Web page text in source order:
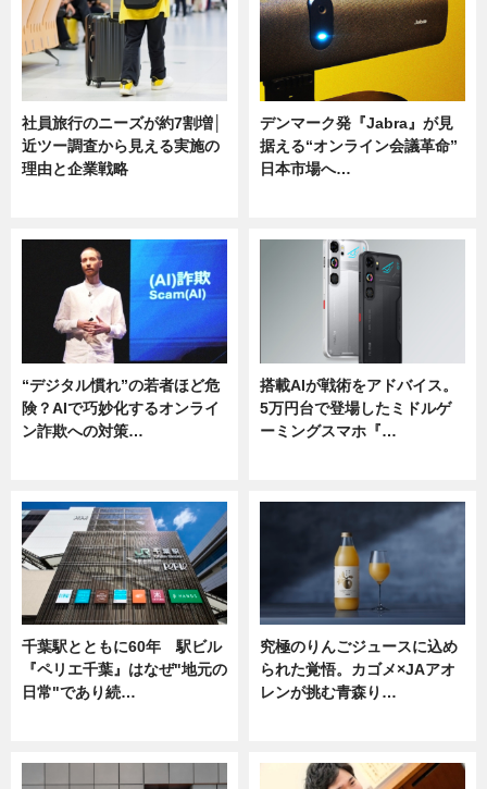
社員旅行のニーズが約7割増│
近ツー調査から見える実施の
理由と企業戦略
デンマーク発『Jabra』が見
据える“オンライン会議革命”
日本市場へ…
“デジタル慣れ”の若者ほど危
険？AIで巧妙化するオンライ
ン詐欺への対策…
搭載AIが戦術をアドバイス。
5万円台で登場したミドルゲ
ーミングスマホ『…
千葉駅とともに60年 駅ビル
『ペリエ千葉』はなぜ"地元の
日常"であり続…
究極のりんごジュースに込め
られた覚悟。カゴメ×JAアオ
レンが挑む青森り…